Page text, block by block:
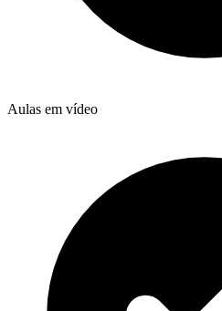
Aulas em vídeo